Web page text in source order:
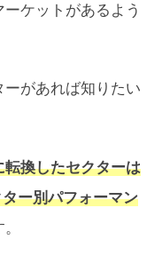
ケットがあるよう
があれば知りたい
転換したセクターは
ー別パフォーマン